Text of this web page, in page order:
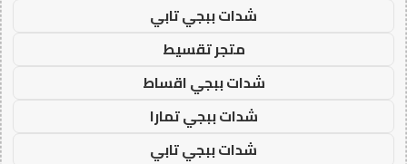
شدات ببجي تابي
متجر تقسيط
شدات ببجي اقساط
شدات ببجي تمارا
شدات ببجي تابي